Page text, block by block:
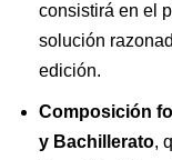
consistirá en el
solución
edición.
Composición
y Bachillerato,